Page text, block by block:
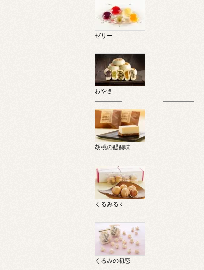
ゼリー
おやき
胡桃の醍醐味
くるみるく
くるみの初恋